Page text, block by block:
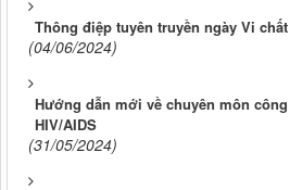
Thông điệp tuyên truyền ngày Vi
(04/06/2024)
Hướng dẫn mới về chuyên môn
HIV/AIDS
(31/05/2024)